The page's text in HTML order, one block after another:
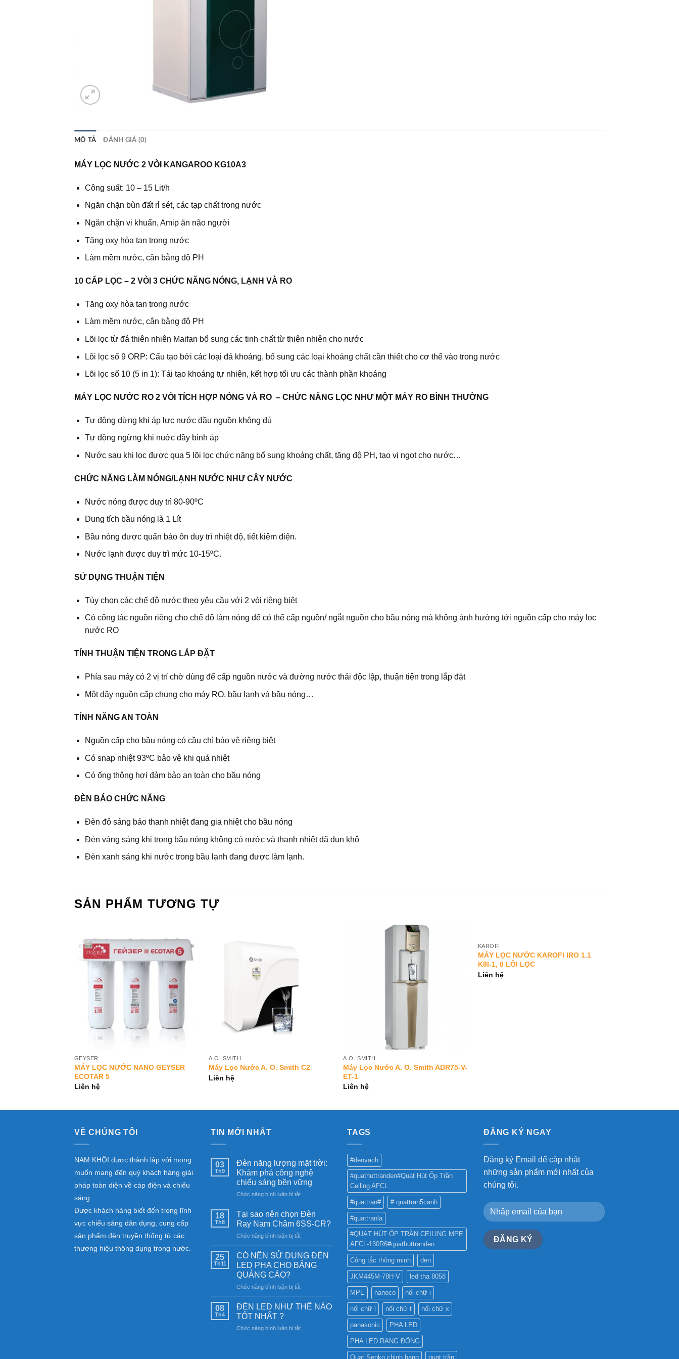
MÔ TẢ ĐÁNH GIÁ (0)
MÁY LỌC NƯỚC 2 VÒI KANGAROO KG10A3
Công suất: 10 – 15 Lit/h
Ngăn chặn bùn đất rỉ sét, các tạp chất trong nước
Ngăn chặn vi khuẩn, Amip ăn não người
Tăng oxy hòa tan trong nước
Làm mềm nước, cân bằng độ PH
10 CẤP LỌC – 2 VÒI 3 CHỨC NĂNG NÓNG, LẠNH VÀ RO
Tăng oxy hòa tan trong nước
Làm mềm nước, cân bằng độ PH
Lõi lọc từ đá thiên nhiên Maifan bổ sung các tinh chất từ thiên nhiên cho nước
Lõi lọc số 9 ORP: Cấu tạo bởi các loại đá khoáng, bổ sung các loại khoáng chất cần thiết cho cơ thể vào trong nước
Lõi lọc số 10 (5 in 1): Tái tạo khoáng tự nhiên, kết hợp tối ưu các thành phần khoáng
MÁY LỌC NƯỚC RO 2 VÒI TÍCH HỢP NÓNG VÀ RO – CHỨC NĂNG LỌC NHƯ MỘT MÁY RO BÌNH THƯỜNG
Tự động dừng khi áp lực nước đầu nguồn không đủ
Tự động ngừng khi nuớc đầy bình áp
Nước sau khi lọc được qua 5 lõi lọc chức năng bổ sung khoáng chất, tăng độ PH, tạo vị ngọt cho nước…
CHỨC NĂNG LÀM NÓNG/LẠNH NƯỚC NHƯ CÂY NƯỚC
Nước nóng được duy trì 80-90ºC
Dung tích bầu nóng là 1 Lít
Bầu nóng được quấn bảo ôn duy trì nhiệt độ, tiết kiệm điện.
Nước lạnh được duy trì mức 10-15ºC.
SỬ DỤNG THUẬN TIỆN
Tùy chọn các chế độ nước theo yêu cầu với 2 vòi riêng biệt
Có công tác nguồn riêng cho chế độ làm nóng để có thể cấp nguồn/ ngắt nguồn cho bầu nóng mà không ảnh hưởng tới nguồn cấp cho máy lọc
nước RO
TÍNH THUẬN TIỆN TRONG LẮP ĐẶT
Phía sau máy có 2 vị trí chờ dùng để cấp nguồn nước và đường nước thải độc lập, thuận tiện trong lắp đặt
Một dây nguồn cấp chung cho máy RO, bầu lạnh và bầu nóng…
TÍNH NĂNG AN TOÀN
Nguồn cấp cho bầu nóng có cầu chì bảo vệ riêng biệt
Có snap nhiệt 93ºC bảo vệ khi quá nhiệt
Có ống thông hơi đảm bảo an toàn cho bầu nóng
ĐÈN BÁO CHỨC NĂNG
Đèn đỏ sáng báo thanh nhiệt đang gia nhiệt cho bầu nóng
Đèn vàng sáng khi trong bầu nóng không có nước và thanh nhiệt đã đun khô
Đèn xanh sáng khi nước trong bầu lạnh đang được làm lạnh.
SẢN PHẨM TƯƠNG TỰ
Add to
Wishlist
GEYSER
MÁY LỌC NƯỚC NANO GEYSER
ECOTAR 5
Liên hệ
A.O. SMITH
Máy Lọc Nước A. O. Smith C2
Liên hệ
A.O. SMITH
Máy Lọc Nước A. O. Smith ADR75-V-
ET-1
Liên hệ
Add to
KAROFI
MÁY LỌC NƯỚC KAROFI IRO 1.1
K8I-1, 8 LÕI LỌC
Liên hệ
VỀ CHÚNG TÔI
NAM KHÔI được thành lập với mong
muốn mang đến quý khách hàng giải
pháp toàn diện về cáp điện và chiếu
sáng.
Được khách hàng biết đến trong lĩnh
vực chiếu sáng dân dụng, cung cấp
sản phẩm đèn truyền thống từ các
thương hiệu thông dụng trong nước.
TIN MỚI NHẤT
03
Th9
Đèn năng lượng mặt trời:
Khám phá công nghệ
chiếu sáng bền vững
Chức năng bình luận bị tắtở
năng
lượng
mặt
trời:
phá
công
sáng
vững
18
Th8
Tại sao nên chọn Đèn
Ray Nam Châm 6SS-CR?
Chức năng bình luận bị tắtở
sao
nên
chọn
Ray
Châm
25
Th11
CÓ NÊN SỬ DỤNG ĐÈN
LED PHA CHO BẢNG
QUẢNG CÁO?
Chức năng bình luận bị tắtở
NÊN
ĐÈN
08
Th4
ĐÈN LED NHƯ THẾ NÀO
TỐT NHẤT ?
Chức năng bình luận bị tắtở
TAGS
#denvach
#quathuttranden#Quạt Hút Ốp Trần
Ceiling AFCL
#quattran# # quattran5canh
#quattranla
#QUẠT HÚT ỐP TRẦN CEILING MPE
AFCL-130R6#quathuttranden
Công tắc thông minh den
JKM445M-78H-V led tha 8058
MPE nanoco nối chữ i
nối chữ l nối chữ t nối chữ x
panasonic PHA LED
PHA LED RẠNG ĐÔNG
Quạt Senko chinh hang quạt trần
ĐĂNG KÝ NGAY
Đăng ký Email để cập nhật
những sản phẩm mới nhất của
chúng tôi.